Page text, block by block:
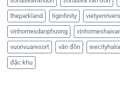
theparkland tiginfinity
vinhomesdanphuong
vuonvuaresort vân đồn
đặc khu